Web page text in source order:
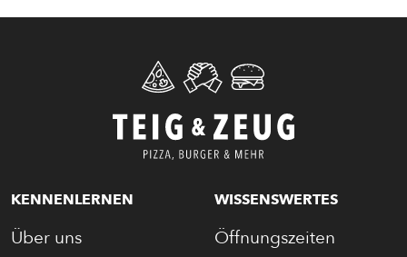
KENNENLERNEN
Über uns
WISSENSWERTES
Öffnungszeiten